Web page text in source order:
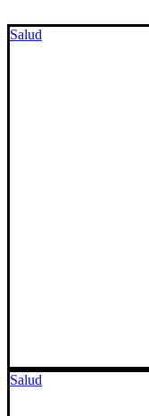
Salud
Salud